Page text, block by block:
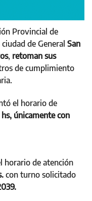
Provincial de
de General San
, retoman sus
de cumplimiento
el horario de
únicamente con
horario de atención
con turno solicitado